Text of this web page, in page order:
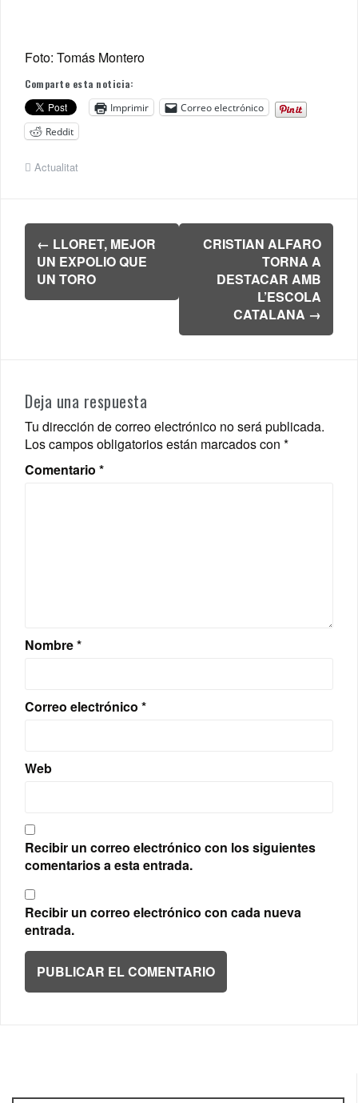
Foto: Tomás Montero
Comparte esta noticia:
Imprimir
Correo electrónico
Reddit
Actualitat
Navegación
de
entradas
← LLORET, MEJOR
UN EXPOLIO QUE
UN TORO
CRISTIAN ALFARO
TORNA A
DESTACAR AMB
L’ESCOLA
CATALANA →
Deja una respuesta
Tu dirección de correo electrónico no será publicada.
Los campos obligatorios están marcados con *
Comentario *
Nombre*
Correo electrónico *
Web
Recibir un correo electrónico con los siguientes
comentarios a esta entrada.
Recibir un correo electrónico con cada nueva
entrada.